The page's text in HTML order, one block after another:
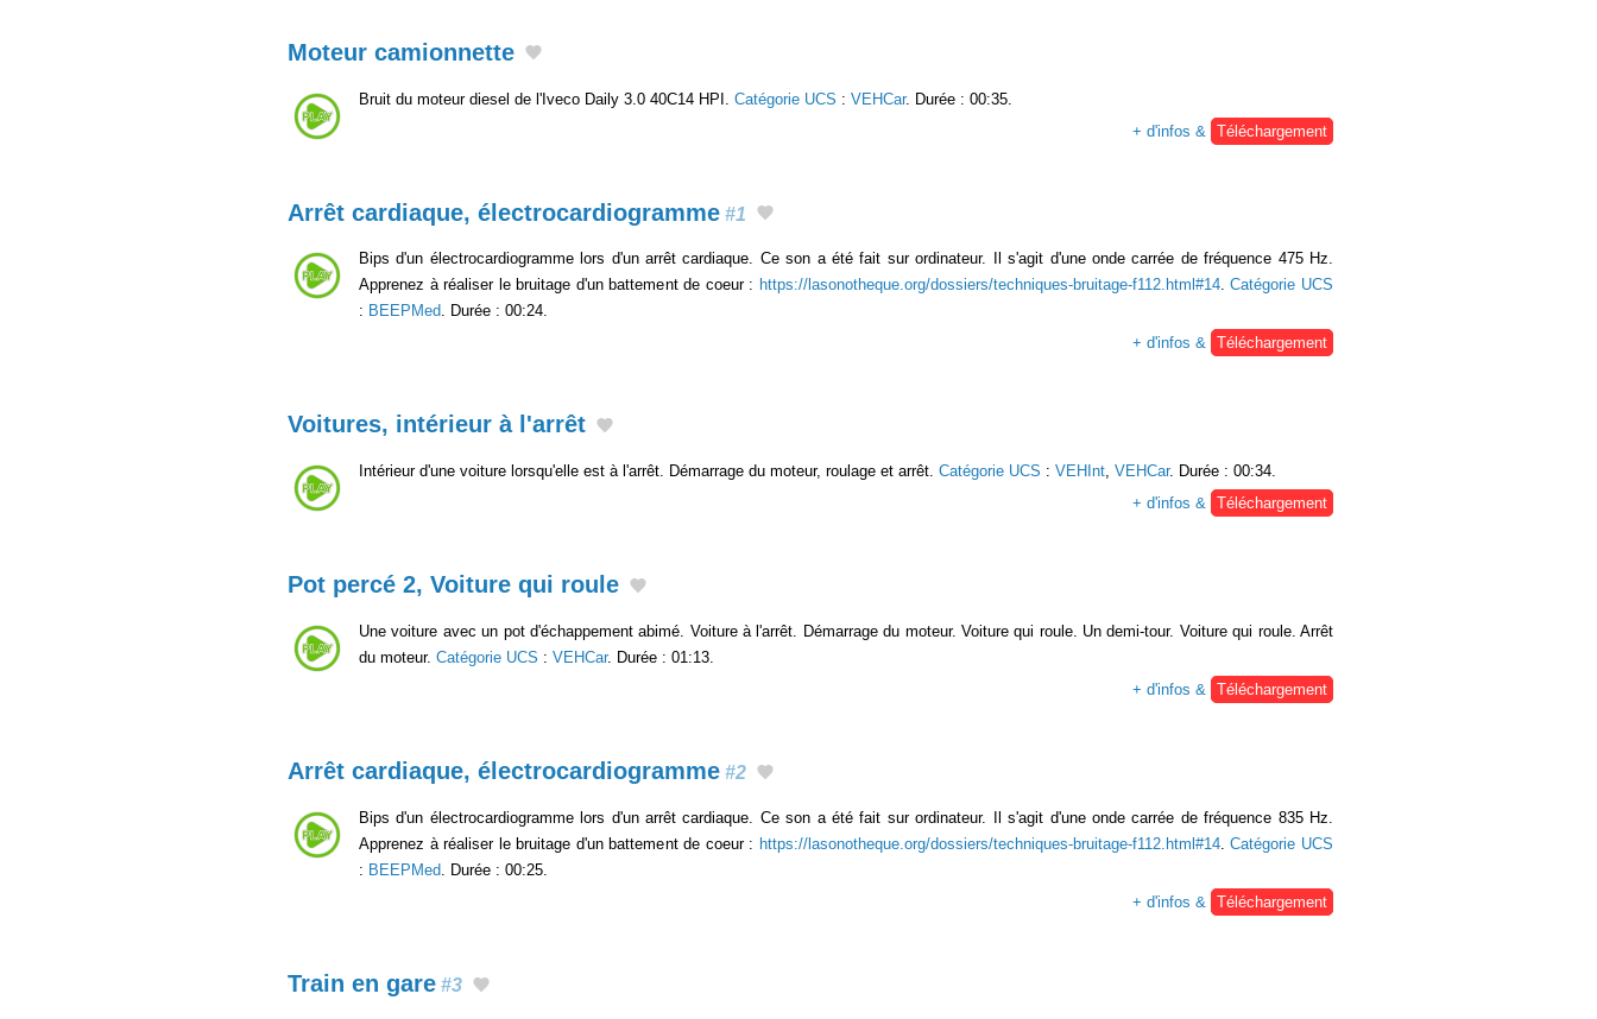
Moteur camionnette
Bruit du moteur diesel de l'Iveco Daily 3.0 40C14 HPI. Catégorie UCS : VEHCar. Durée : 00:35.
+ d'infos &
Téléchargement
Arrêt cardiaque, électrocardiogramme #1
Bips d'un électrocardiogramme lors d'un arrêt cardiaque. Ce son a été fait sur ordinateur. Il s'agit d'une onde carrée de fréquence 475 Hz.
Apprenez à réaliser le bruitage d'un battement de coeur : https://lasonotheque.org/dossiers/techniques-bruitage-f112.html#14.Catégorie UCS
: BEEPMed. Durée : 00:24.
+ d'infos & Téléchargement
Voitures, intérieur à l'arrêt
Intérieur d'une voiture lorsqu'elle est à l'arrêt. Démarrage du moteur, roulage et arrêt. Catégorie UCS : VEHInt, VEHCar. Durée : 00:34.
+ d'infos & Téléchargement
Pot percé 2, Voiture qui roule
Une voiture avec un pot d'échappement abimé. Voiture à l'arrêt. Démarrage du moteur. Voiture qui roule. Un demi-tour. Voiture qui roule. Arrêt
du moteur. Catégorie UCS : VEHCar. Durée : 01:13.
+ d'infos & Téléchargement
Arrêt cardiaque, électrocardiogramme #2
Bips d'un électrocardiogramme lors d'un arrêt cardiaque. Ce son a été fait sur ordinateur. Il s'agit d'une onde carrée de fréquence 835 Hz.
Apprenez à réaliser le bruitage d'un battement de coeur : https://lasonotheque.org/dossiers/techniques-bruitage-f112.html#14.Catégorie UCS
: BEEPMed . Durée : 00:25.
+ d'infos &
Téléchargement
Train en gare #3